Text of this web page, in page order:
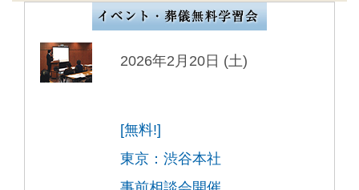
2026年2月20日 (土)
[無料!]
東京：渋谷本社